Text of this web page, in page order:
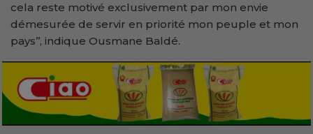
cela reste motivé exclusivement par mon envie
démesurée de servir en priorité mon peuple et mon
pays’’, indique Ousmane Baldé.